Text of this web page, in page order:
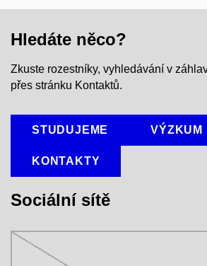
Hledáte něco?
Zkuste rozestníky, vyhledávání v
přes stránku Kontaktů.
STUDUJEME VÝZKUM
KONTAKTY
Sociální sítě